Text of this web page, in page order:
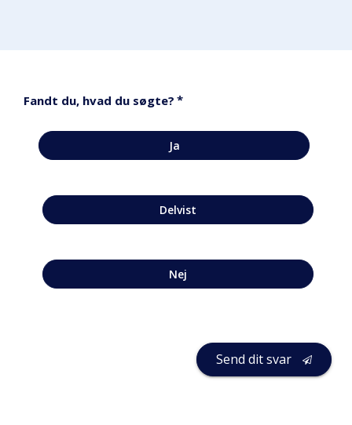
Fandt du, hvad du søgte? *
Ja
Delvist
Nej
Send dit svar